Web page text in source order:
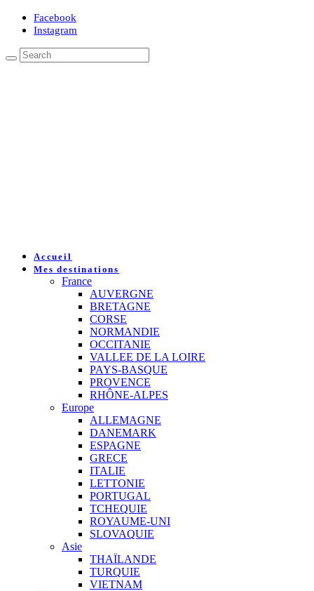
Facebook
Instagram
Accueil
Mes destinations
France
AUVERGNE
BRETAGNE
CORSE
NORMANDIE
OCCITANIE
VALLEE DE LA LOIRE
PAYS-BASQUE
PROVENCE
RHÔNE-ALPES
Europe
ALLEMAGNE
DANEMARK
ESPAGNE
GRECE
ITALIE
LETTONIE
PORTUGAL
TCHEQUIE
ROYAUME-UNI
SLOVAQUIE
Asie
THAÏLANDE
TURQUIE
VIETNAM